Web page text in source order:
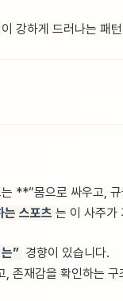
이 강하게 드러나는 패
**“몸으로 싸우고,
는 스포츠 는 이 사주가
” 경향이 있습니다.
존재감을 확인하는 구